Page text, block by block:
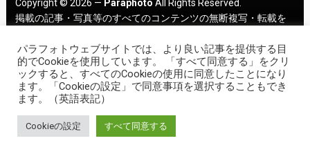
Copyright © 2026 — Paraphoto All Rights Reserved.
掲載の記事・写真等のすべてのコンテンツの無断複写・転載を
パラフォトウェブサイトでは、より良い記事を提供する目
的でCookieを使用しています。 「すべて同意する」をクリ
ックすると、すべてのCookieの使用に同意したことになり
ます。「Cookieの設定」で同意事項を選択することもでき
ます。（英語表記）
Cookieの設定 すべて同意する